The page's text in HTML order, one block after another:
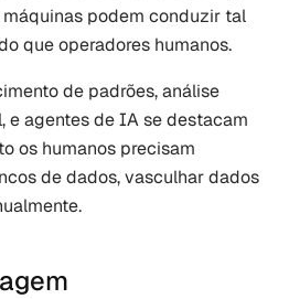
podem conduzir tal
que operadores humanos.
de padrões, análise
e agentes de IA se destacam
os humanos precisam
de dados, vasculhar dados